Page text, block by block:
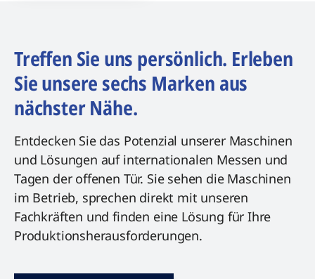
Treffen Sie uns persönlich. Erleben
Sie unsere sechs Marken aus
nächster Nähe.
Entdecken Sie das Potenzial unserer Maschinen
und Lösungen auf internationalen Messen und
Tagen der offenen Tür. Sie sehen die Maschinen
im Betrieb, sprechen direkt mit unseren
Fachkräften und finden eine Lösung für Ihre
Produktionsherausforderungen.